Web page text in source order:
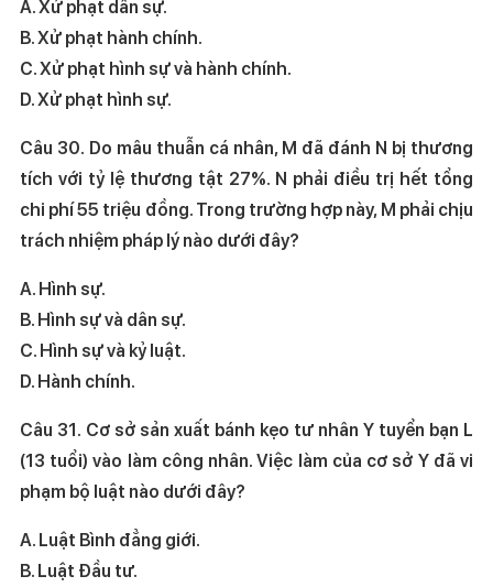
A. Xử phạt dân sự.
B. Xử phạt hành chính.
C. Xử phạt hình sự và hành chính.
D. Xử phạt hình sự.
Câu 30. Do mâu thuẫn cá nhân, M đã đánh N bị thương
tích với tỷ lệ thương tật 27%. N phải điều trị hết tổng
chi phí 55 triệu đồng. Trong trường hợp này, M phải chịu
trách nhiệm pháp lý nào dưới đây?
A. Hình sự.
B. Hình sự và dân sự.
C. Hình sự và kỷ luật.
D. Hành chính.
Câu 31. Cơ sở sản xuất bánh kẹo tư nhân Y tuyển bạn L
(13 tuổi) vào làm công nhân. Việc làm của cơ sở Y đã vi
phạm bộ luật nào dưới đây?
A. Luật Bình đẳng giới.
B. Luật Đầu tư.